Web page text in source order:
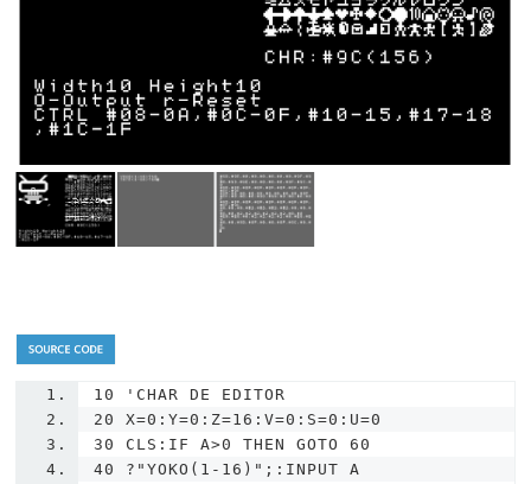
10
'CHAR DE EDITOR
20 X=0:Y=0:Z=16:V=0:S=0:U=0
30 CLS:IF A>0 THEN GOTO 60
40 ?"YOKO(1-16)";:INPUT A